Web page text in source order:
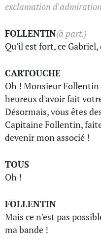
exclamation
FOLLENTIN(à part.)
Qu'il est fort, ce
CARTOUCHE
Oh ! Monsieur
heureux d'avoir fait
Désormais, vous êtes
Capitaine Follentin,
devenir mon associé !
TOUS
Oh !
FOLLENTIN
Mais ce n'est pas
ma bande !